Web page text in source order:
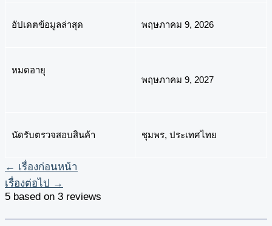
อัปเดตข้อมูลล่าสุด พฤษภาคม 9, 2026
หมดอายุ
พฤษภาคม 9, 2027
นัดรับตรวจสอบสินค้า ชุมพร, ประเทศไทย
← เรื่องก่อนหน้า
เรื่องต่อไป →
5 based on 3 reviews